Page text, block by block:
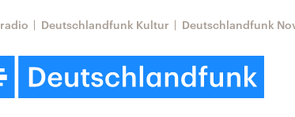
Deutschlandfunk Kultur Deutschlandfunk